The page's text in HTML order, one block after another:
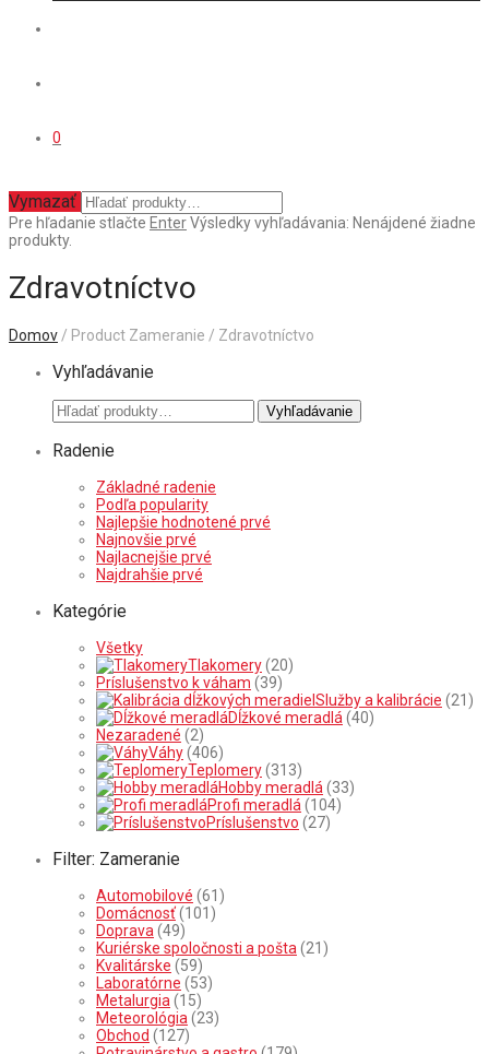
0
Vymazať
Pre hľadanie stlačte EnterVýsledky vyhľadávania: Nenájdené žiadne
produkty.
Zdravotníctvo
Domov / Product Zameranie / Zdravotníctvo
Vyhľadávanie
Hľadať: Vyhľadávanie
Radenie
Základné radenie
Podľa popularity
Najlepšie hodnotené prvé
Najnovšie prvé
Najlacnejšie prvé
Najdrahšie prvé
Kategórie
Všetky
Tlakomery(20)
Príslušenstvo k váham (39)
Služby a kalibrácie (21)
Dĺžkové meradlá (40)
Nezaradené (2)
Váhy(406)
Teplomery(313)
Hobby meradlá (33)
Profi meradlá (104)
Príslušenstvo (27)
Filter: Zameranie
Automobilové (61)
Domácnosť(101)
Doprava (49)
Kuriérske spoločnosti a pošta (21)
Kvalitárske (59)
Laboratórne (53)
Metalurgia (15)
Meteorológia (23)
Obchod (127)